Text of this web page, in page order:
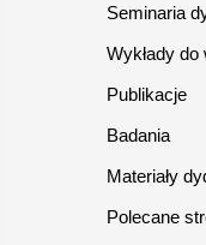
Seminaria
Wykłady do
Publikacje
Badania
Materiały
Polecane